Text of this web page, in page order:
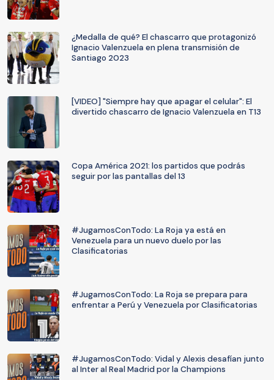
¿Medalla de qué? El chascarro que protagonizó
Ignacio Valenzuela en plena transmisión de
Santiago 2023
[VIDEO] "Siempre hay que apagar el celular": El
divertido chascarro de Ignacio Valenzuela en T13
Copa América 2021: los partidos que podrás
seguir por las pantallas del 13
#JugamosConTodo: La Roja ya está en
Venezuela para un nuevo duelo por las
Clasificatorias
#JugamosConTodo: La Roja se prepara para
enfrentar a Perú y Venezuela por Clasificatorias
#JugamosConTodo: Vidal y Alexis desafían junto
al Inter al Real Madrid por la Champions